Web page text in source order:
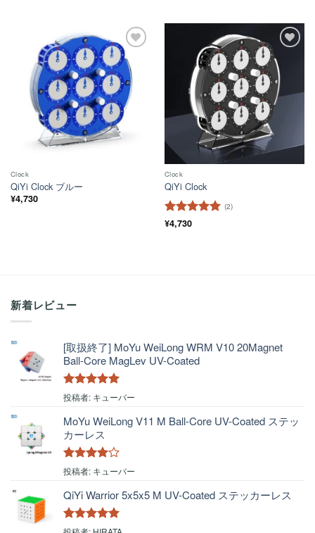
い！
Clock
QiYi Clock ブルー
¥4,730
Clock
QiYi Clock
5段階中
(2)
¥4,730
新着レビュー
[取扱終了] MoYu WeiLong WRM V10 20Magnet
Ball-Core MagLev UV-Coated
5段階中 5 の
投稿者: キューバー
MoYu WeiLong V11 M Ball-Core UV-Coated ステッ
カーレス
5段階中 4
投稿者: キューバー
QiYi Warrior 5x5x5 M UV-Coated ステッカーレス
5段階中5の